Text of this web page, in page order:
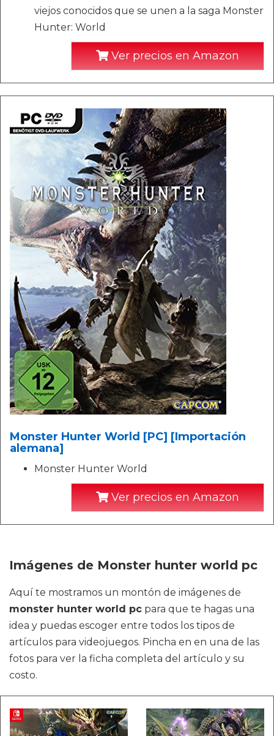
viejos conocidos que se unen a la saga Monster
Hunter: World
Ver precios en Amazon
Monster Hunter World [PC] [Importación
alemana]
Monster Hunter World
Ver precios en Amazon
Imágenes de Monster hunter world pc
Aquí te mostramos un montón de imágenes de
monster hunter world pc para que te hagas una
idea y puedas escoger entre todos los tipos de
artículos para videojuegos. Pincha en en una de las
fotos para ver la ficha completa del artículo y su
costo.